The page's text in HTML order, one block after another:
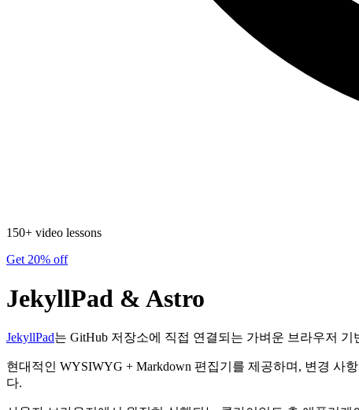
150+ video lessons
Get 20% off
JekyllPad & Astro
JekyllPad는 GitHub 저장소에 직접 연결되는 가벼운 브라우저 기
현대적인 WYSIWYG + Markdown 편집기를 제공하며, 변경 사
다.